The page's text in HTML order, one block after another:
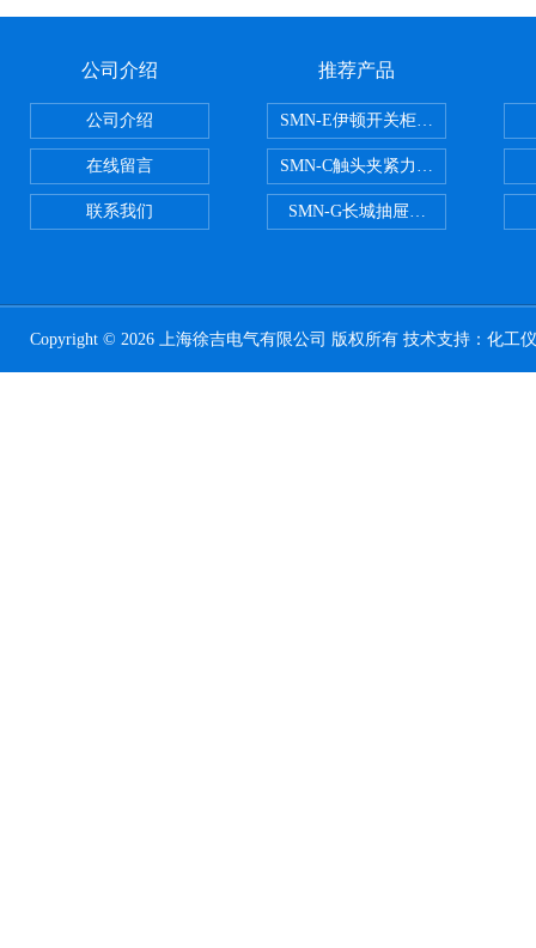
公司介绍
公司介绍
在线留言
联系我们
推荐产品
SMN-E伊顿开关柜触头夹紧力检
SMN-C触头夹紧力检测仪
SMN-G长城抽屉开关柜触头夹紧
Copyright © 2026 上海徐吉电气有限公司 版权所有 技术支持： 化工